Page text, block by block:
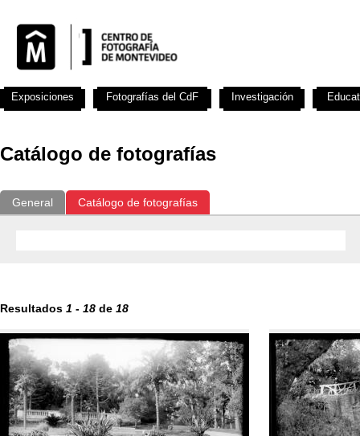
Catálogo de fotografías
General Catálogo de fotografías
Resultados 1 - 18 de 18
Exposiciones Fotografías del CdF Investigación